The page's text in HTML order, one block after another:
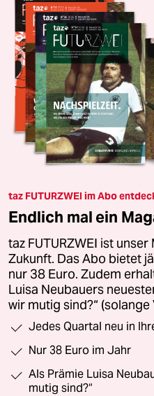
taz FUTURZWEI im Abo
Endlich mal ein
taz FUTURZWEI ist
Zukunft. Das Abo bietet
nur 38 Euro. Zudem
Luisa Neubauers
wir mutig sind?“
Jedes Quartal neu in
Nur 38 Euro im Jahr
Als Prämie Luisa
mutig sind?“